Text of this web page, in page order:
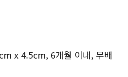
x 4.5cm, 6개월 이내, 무배